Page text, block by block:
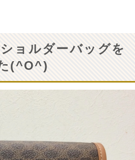
ョルダーバッグを
(^O^)